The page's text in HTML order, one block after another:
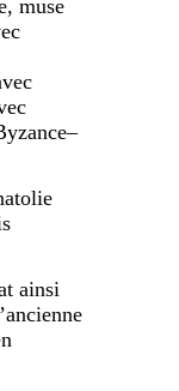
muse
ainsi